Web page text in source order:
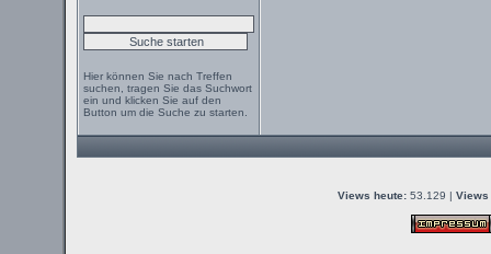
Hier können Sie nach Treffen
suchen, tragen Sie das Suchwort
ein und klicken Sie auf den
Button um die Suche zu starten.
Views heute:53.129 | Views